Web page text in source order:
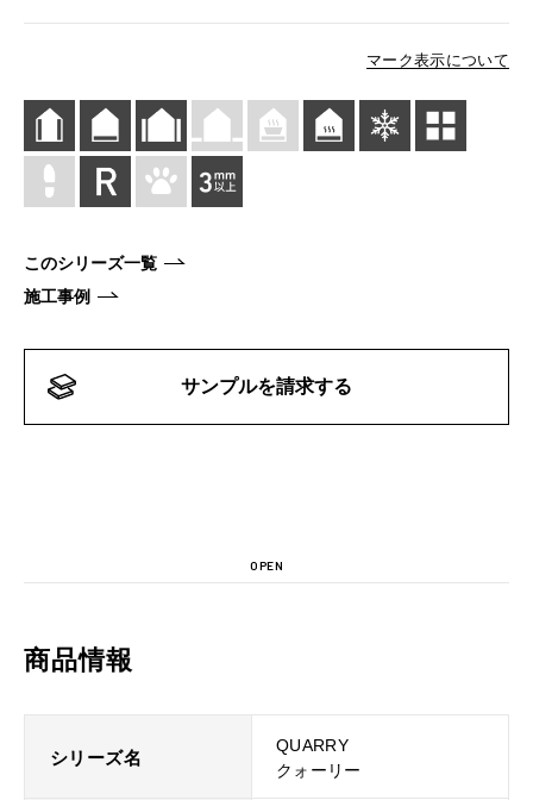
マーク表示について
このシリーズ一覧
施工事例
サンプルを請求する
OPEN
商品情報
シリーズ名
QUARRY
クォーリー